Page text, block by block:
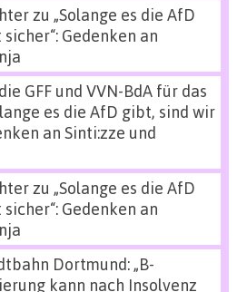
zu „Solange es die AfD
Gedenken an
GFF und VVN-BdA für das
es die AfD gibt, sind wir
an Sinti:zze und
zu „Solange es die AfD
Gedenken an
Dortmund: „B-
kann nach Insolvenz